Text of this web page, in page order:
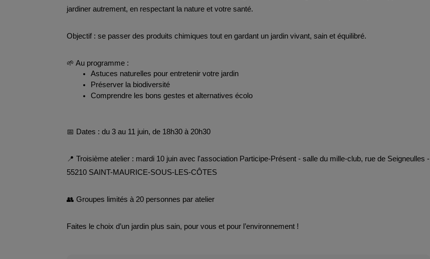
jardiner autrement, en respectant la nature et votre santé.
Objectif : se passer des produits chimiques tout en gardant un jardin vivant, sain et équilibré.
🌱 Au programme :
Astuces naturelles pour entretenir votre jardin
Préserver la biodiversité
Comprendre les bons gestes et alternatives écolo
📅 Dates : du 3 au 11 juin, de 18h30 à 20h30
📍 Troisième atelier : mardi 10 juin avec l'association Participe-Présent - salle du mille-club, rue de Seigneulles -
55210 SAINT-MAURICE-SOUS-LES-CÔTES
👥 Groupes limités à 20 personnes par atelier
Faites le choix d’un jardin plus sain, pour vous et pour l’environnement !